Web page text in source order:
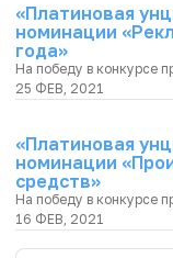
«Платиновая
номинации
года»
На победу в конкурсе
25 ФЕВ, 2021
«Платиновая
номинации
средств»
На победу в конкурсе
16 ФЕВ, 2021